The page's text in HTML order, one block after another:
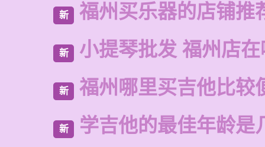
新 福州买乐器的店铺推
新 小提琴批发 福州店
新 福州哪里买吉他比较
新 学吉他的最佳年龄是